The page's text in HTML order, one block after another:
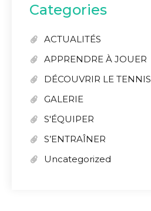
Categories
ACTUALITÉS
APPRENDRE À JOUER
DÉCOUVRIR LE TENNIS
GALERIE
S'ÉQUIPER
S’ENTRAÎNER
Uncategorized